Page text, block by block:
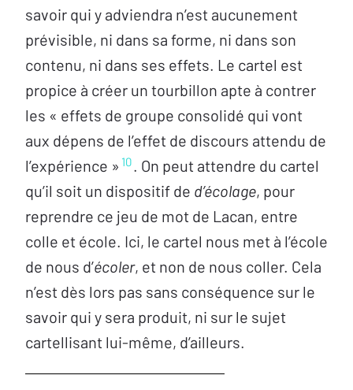
savoir qui y adviendra n’est aucunement
prévisible, ni dans sa forme, ni dans son
contenu, ni dans ses effets. Le cartel est
propice à créer un tourbillon apte à contrer
les « effets de groupe consolidé qui vont
aux dépens de l’effet de discours attendu de
l’expérience » 10. On peut attendre du cartel
qu’il soit un dispositif de d’écolage, pour
reprendre ce jeu de mot de Lacan, entre
colle et école. Ici, le cartel nous met à l’école
de nous d’écoler, et non de nous coller. Cela
n’est dès lors pas sans conséquence sur le
savoir qui y sera produit, ni sur le sujet
cartellisant lui-même, d’ailleurs.